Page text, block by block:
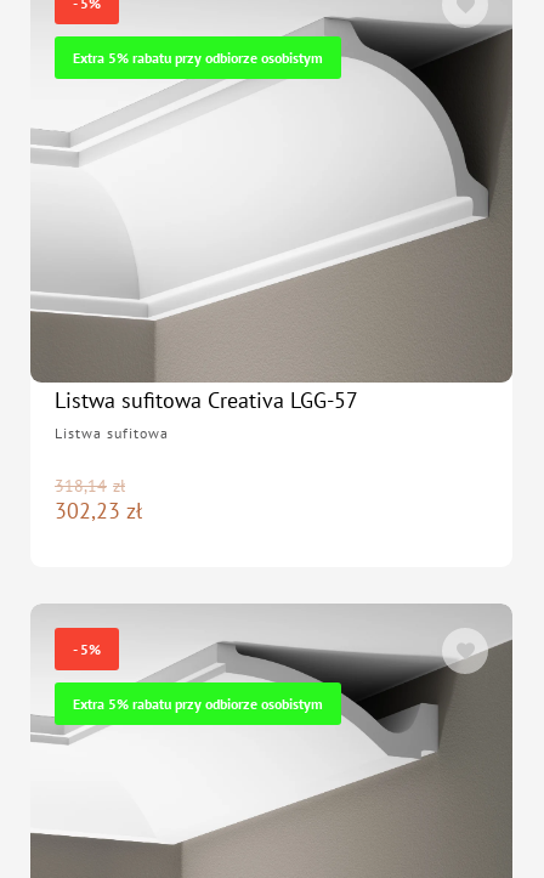
Extra 5% rabatu przy odbiorze osobistym
Listwa sufitowa Creativa LGG-57
Listwa sufitowa
zł
318,14
zł
302,23
- 5%
Extra 5% rabatu przy odbiorze osobistym